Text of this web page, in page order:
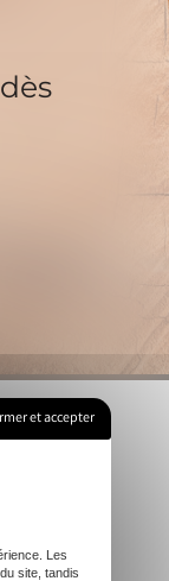
et accepter
Les
site, tandis